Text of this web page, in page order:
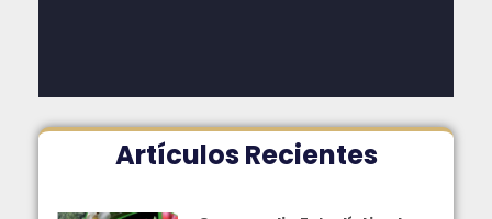
Artículos Recientes